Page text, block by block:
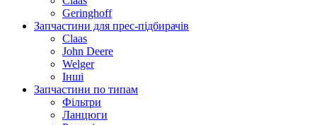
Geringhoff
Запчастини для прес-підбирачів
Claas
John Deere
Welger
Інші
Запчастини по типам
Фільтри
Ланцюги